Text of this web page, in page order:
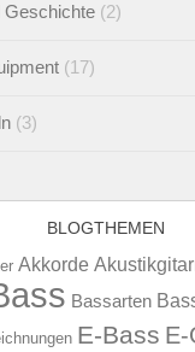
Geschichte (2)
(17)
(3)
BLOGTHEMEN
Akkorde
Bassarten
E-Bass E-